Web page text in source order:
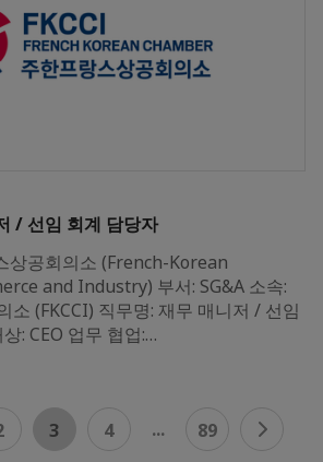
/ 선임 회계 담당자
상공회의소 (French-Korean
and Industry) 부서: SG&A 소속:
소 (FKCCI) 직무명: 재무 매니저 / 선임
: CEO 업무 협업:…
3 4 ... 89